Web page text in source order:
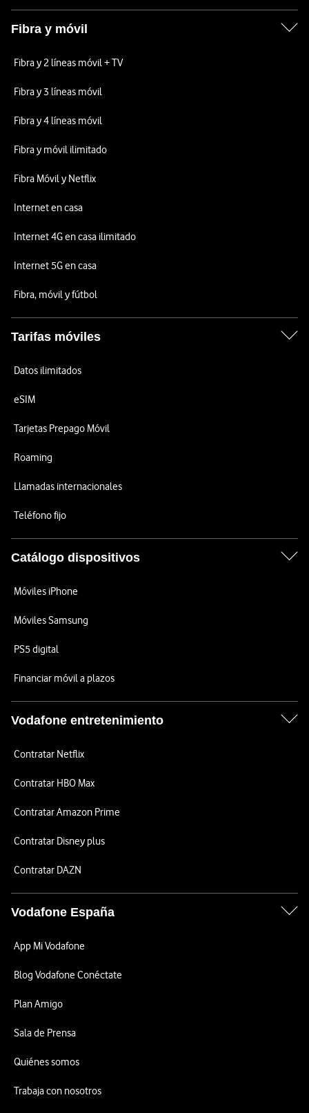
Fibra y móvil
Fibra y 2 líneas móvil + TV
Fibra y 3 líneas móvil
Fibra y 4 líneas móvil
Fibra y móvil ilimitado
Fibra Móvil y Netflix
Internet en casa
Internet 4G en casa ilimitado
Internet 5G en casa
Fibra, móvil y fútbol
Tarifas móviles
Datos ilimitados
eSIM
Tarjetas Prepago Móvil
Roaming
Llamadas internacionales
Teléfono fijo
Catálogo dispositivos
Móviles iPhone
Móviles Samsung
PS5 digital
Financiar móvil a plazos
Vodafone entretenimiento
Contratar Netflix
Contratar HBO Max
Contratar Amazon Prime
Contratar Disney plus
Contratar DAZN
Vodafone España
App Mi Vodafone
Blog Vodafone Conéctate
Plan Amigo
Sala de Prensa
Quiénes somos
Trabaja con nosotros